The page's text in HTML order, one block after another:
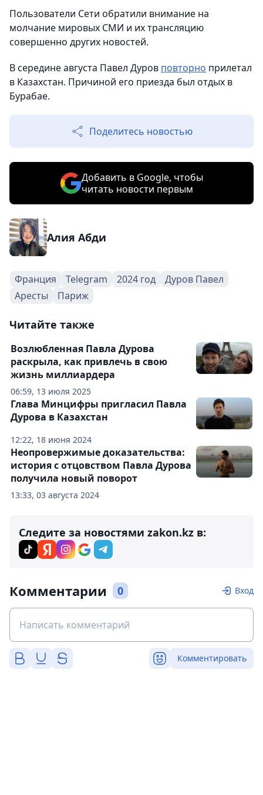
Пользователи Сети обратили внимание на
молчание мировых СМИ и их трансляцию
совершенно других новостей.
В середине августа Павел Дуров повторно прилетал
в Казахстан. Причиной его приезда был отдых в
Бурабае.
Поделитесь новостью
Добавить в Google, чтобы
читать новости первым
Алия Абди
Франция Telegram 2024 год
Дуров Павел
Аресты
Париж
Читайте также
06:59, 13 июля 2025
Возлюбленная Павла Дурова
раскрыла, как привлечь в свою
жизнь миллиардера
12:22, 18 июня 2024
Глава Минцифры пригласил Павла
Дурова в Казахстан
13:33, 03 августа 2024
Неопровержимые доказательства:
история с отцовством Павла Дурова
получила новый поворот
Следите за новостями zakon.kz в:
Комментарии 0 Вход
Комментировать